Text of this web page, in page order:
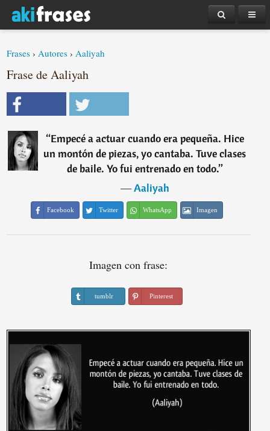
Frases ›Autores ›Aaliyah
Frase de Aaliyah
“Empecé a actuar cuando era pequeña. Hice
un montón de piezas, yo cantaba. Tuve clases
de baile. Yo fui entrenado en todo.”
―Aaliyah
Facebook Twitter WhatsApp Imagen
Imagen con frase:
tumblr Pinterest